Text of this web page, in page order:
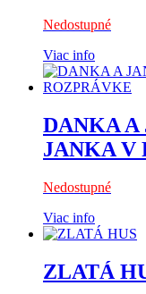
Nedostupné
Viac info
DANKA A
JANKA V
Nedostupné
Viac info
ZLATÁ